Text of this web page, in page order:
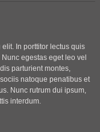
In porttitor lectus quis
egestas eget leo vel
parturient montes,
natoque penatibus et
Nunc rutrum dui ipsum,
interdum.